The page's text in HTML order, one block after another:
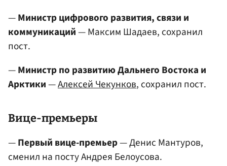
—Министр цифрового развития, связи и
коммуникаций— Максим Шадаев, сохранил
пост.
—Министр по развитию Дальнего Востока и
Арктики—Алексей Чекунков, сохранил пост.
Вице-премьеры
—Первый вице-премьер— Денис Мантуров,
сменил на посту Андрея Белоусова.